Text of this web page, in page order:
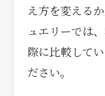
え方を変える
ュエリーでは
際に比較して
ださい。